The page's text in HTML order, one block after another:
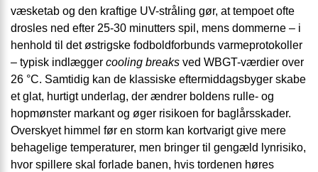
væsketab og den kraftige UV-stråling gør, at tempoet ofte
drosles ned efter 25-30 minutters spil, mens dommerne – i
henhold til det østrigske fodboldforbunds varmeprotokoller
– typisk indlægger cooling breaks ved WBGT-værdier over
26 °C. Samtidig kan de klassiske eftermiddagsbyger skabe
et glat, hurtigt underlag, der ændrer boldens rulle- og
hopmønster markant og øger risikoen for baglårsskader.
Overskyet himmel før en storm kan kortvarigt give mere
behagelige temperaturer, men bringer til gengæld lynrisiko,
hvor spillere skal forlade banen, hvis tordenen høres